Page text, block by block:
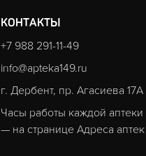
КОНТАКТЫ
+7 988 291-11-49
info@apteka149.ru
г. Дербент, пр. Агасиева 17А
Часы работы каждой аптеки
— на странице Адреса аптек